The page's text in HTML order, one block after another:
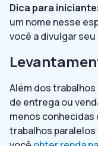
Dica para
um nome nesse
você a divulgar
Além dos
de entrega ou
menos conhecidas
trabalhos